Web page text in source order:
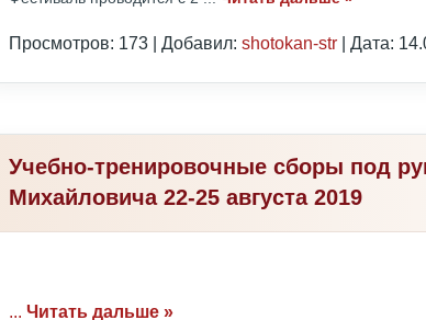
Просмотров: 173 | Добавил: shotokan-str | Дата:
Учебно-тренировочные сборы под
Михайловича 22-25 августа 2019
... Читать дальше »